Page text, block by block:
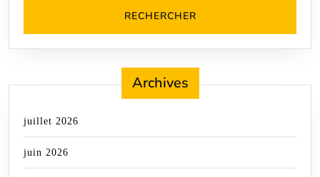
Archives
juillet 2026
juin 2026